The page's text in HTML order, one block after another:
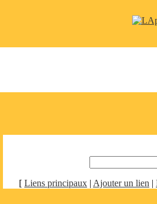
[ Liens principaux | Ajouter un lien |